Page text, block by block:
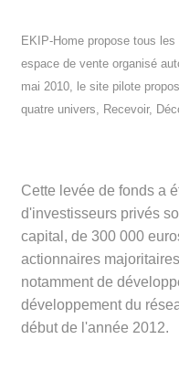
EKIP-Home propose tous
espace de vente organisé
mai 2010, le site pilote
quatre univers, Recevoir,
Cette levée de fonds a
d'investisseurs privés
capital, de 300 000
actionnaires
notamment de
développement du
début de l'année 2012.